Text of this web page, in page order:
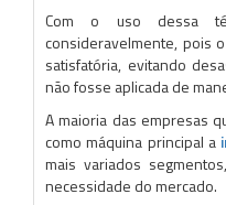
Com o uso dessa
consideravelmente, pois
satisfatória, evitando
não fosse aplicada de
A maioria das empresas
como máquina principal a
mais variados
necessidade do mercado.